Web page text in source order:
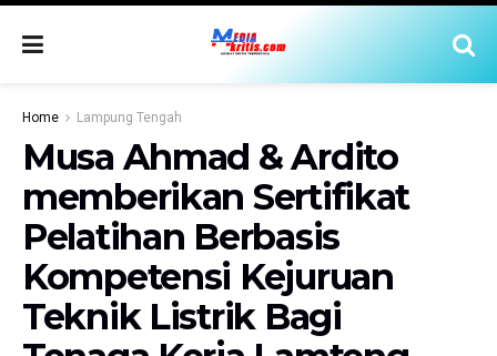
Home Lampung Tengah
Musa Ahmad & Ardito
memberikan Sertifikat
Pelatihan Berbasis
Kompetensi Kejuruan
Teknik Listrik Bagi